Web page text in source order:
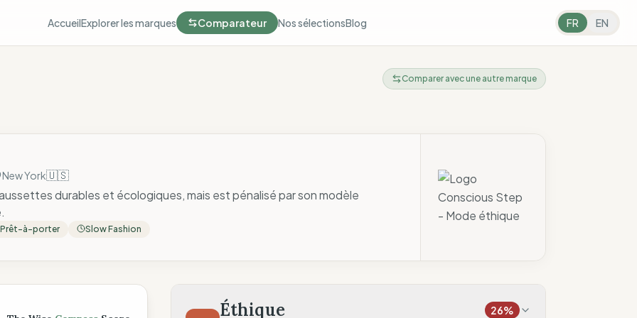
AccueilExplorer les marques Comparateur Nos sélectionsBlog FR EN
Comparer avec une autre marque
New York🇺🇸
durables et écologiques, mais est pénalisé par son modèle
Prêt-à-porter Slow Fashion
Éthique 26%